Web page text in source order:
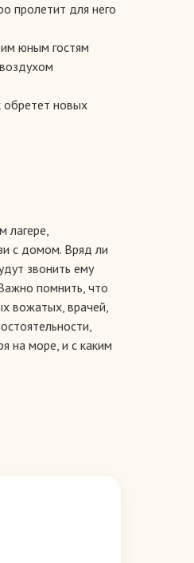
лагере,
с домом. Вряд ли
звонить ему
помнить, что
вожатых, врачей,
на море, и с каким
пролетит для него
юным гостям
обретет новых